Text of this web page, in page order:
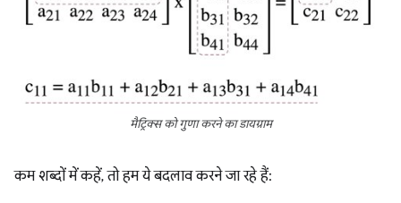
मैट्रिक्स को गुणा करने का डायग्राम
कम शब्दों में कहें, तो हम ये बदलाव करने जा रहे हैं: